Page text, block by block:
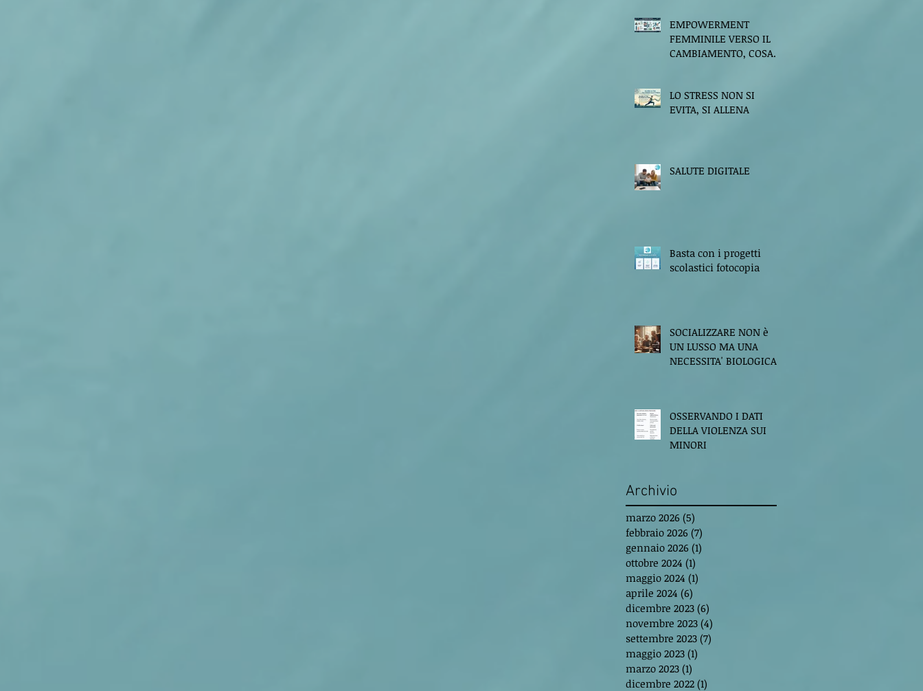
EMPOWERMENT
FEMMINILE VERSO IL
CAMBIAMENTO, COSA
LO STRESS NON SI
EVITA, SI ALLENA
SALUTE DIGITALE
Basta con i progetti
scolastici fotocopia
SOCIALIZZARE NON è
UN LUSSO MA UNA
NECESSITA' BIOLOGICA
OSSERVANDO I DATI
DELLA VIOLENZA SUI
MINORI
Archivio
marzo 2026 (5)
febbraio 2026 (7)
gennaio 2026 (1)
ottobre 2024 (1)
maggio 2024 (1)
aprile 2024 (6)
dicembre 2023 (6)
novembre 2023 (4)
settembre 2023 (7)
maggio 2023 (1)
marzo 2023 (1)
dicembre 2022 (1)